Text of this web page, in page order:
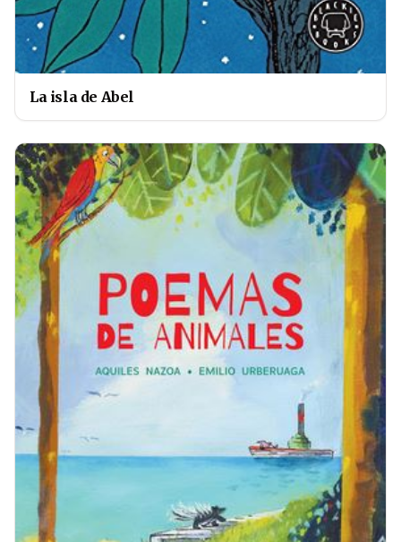
La isla de Abel